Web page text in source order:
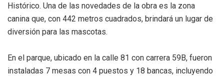
Histórico. Una de las novedades de la obra es la zona
canina que, con 442 metros cuadrados, brindará un lugar de
diversión para las mascotas.
En el parque, ubicado en la calle 81 con carrera 59B, fueron
instaladas 7 mesas con 4 puestos y 18 bancas, incluyendo